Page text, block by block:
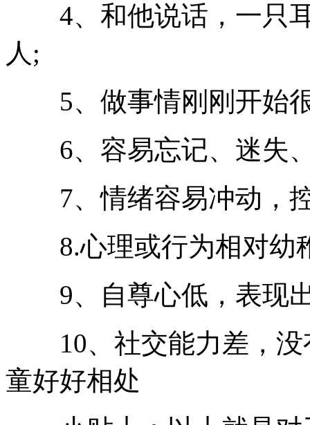
4、和他说话，一只耳
人;
5、做事情刚刚开始很
6、容易忘记、迷失
7、情绪容易冲动，
8.心理或行为相对幼
9、自尊心低，表现出
10、社交能力差，没
童好好相处